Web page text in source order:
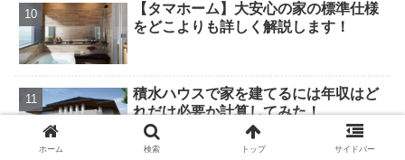
【タマホーム】大安心の家の標準仕様
をどこよりも詳しく解説します！
積水ハウスで家を建てるには年収はど
れだけ必要か計算してみた！
ホーム 検索 トップ サイドバー